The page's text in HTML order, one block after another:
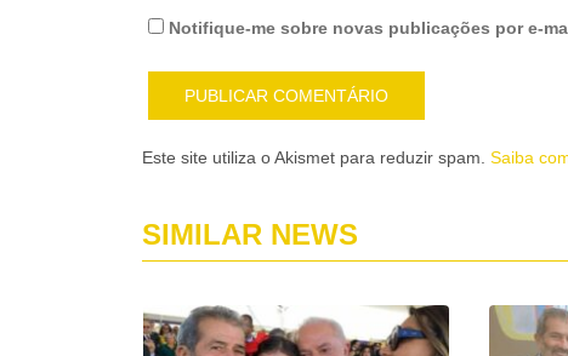
Notifique-me sobre novas publicações por e-
Este site utiliza o Akismet para reduzir spam. Saiba
SIMILAR NEWS